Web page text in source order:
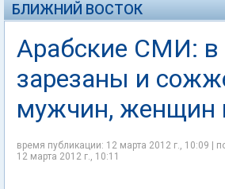
БЛИЖНИЙ ВОСТОК
Арабские СМИ: в
зарезаны и
мужчин, женщин
время публикации: 12 марта 2012 г., 10:09 |
12 марта 2012 г., 10:11